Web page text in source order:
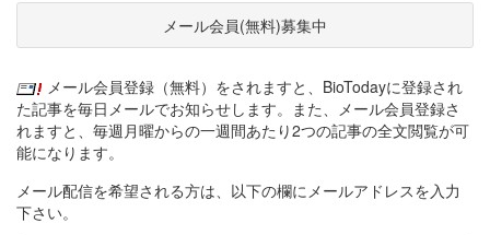
メール会員(無料)募集中
メール会員登録（無料）をされますと、BioTodayに登録され
た記事を毎日メールでお知らせします。また、メール会員登録さ
れますと、毎週月曜からの一週間あたり2つの記事の全文閲覧が可
能になります。
メール配信を希望される方は、以下の欄にメールアドレスを入力
下さい。